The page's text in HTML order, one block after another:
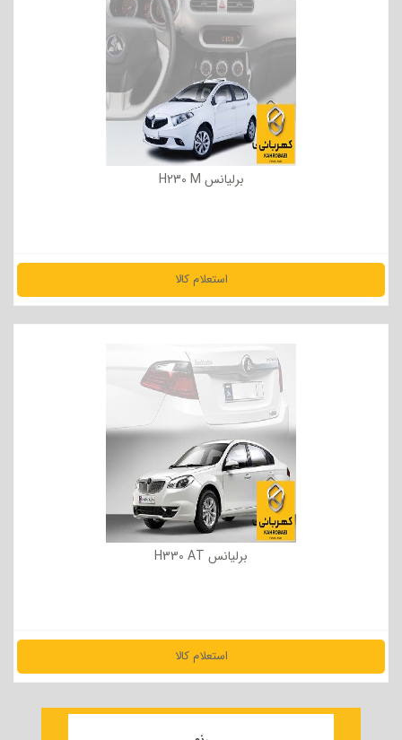
برلیانس H230 M
استعلام کالا
مشاهده جزئیات
برلیانس H330 AT
استعلام کالا